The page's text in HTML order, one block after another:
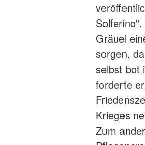
Gräuel
sorgen,
selbst bot
forderte
Krieges
Zum